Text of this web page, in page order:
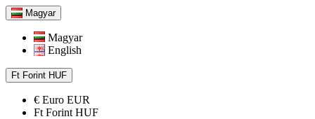
Magyar
Magyar
English
Ft Forint HUF
€ Euro EUR
Ft Forint HUF